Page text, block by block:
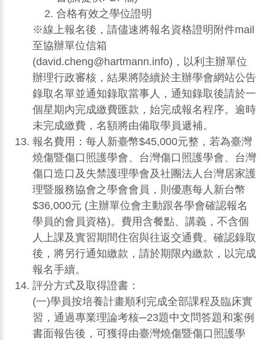
合格有效之學位證明
※線上報名後，請儘速將報名資格證明附件mail
至協辦單位信箱
(david.cheng@hartmann.info)，以利主辦單位
辦理行政審核，結果將陸續於主辦學會網站公告
錄取名單並通知錄取當事人，通知錄取後請於一
個星期內完成繳費匯款，始完成報名程序。逾時
未完成繳費，名額將由備取學員遞補。
報名費用：每人新臺幣$45,000元整，若為臺灣
燒傷暨傷口照護學會、台灣傷口照護學會、台灣
傷口造口及失禁護理學會及社團法人台灣居家護
理暨服務協會之學會會員，則優惠每人新台幣
$36,000元 (主辦單位會主動跟各學會確認報名
學員的會員資格)。費用含餐點、講義，不含個
人上課及實習期間住宿與往返交通費。確認錄取
後，將另行通知繳款，請於期限內繳款，以完成
報名手續。
評分方式及取得證書：
(一)學員按培養計畫順利完成全部課程及臨床實
習，通過專業理論考核─23題中文問答題和案例
書面報告後，可獲得由臺灣燒傷暨傷口照護學